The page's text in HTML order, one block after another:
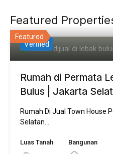
Featured
Featured
Verified
Rumah di Permata
Bulus | Jakarta
Rumah Di Jual Town House
Selatan…
Luas Tanah
Bangunan